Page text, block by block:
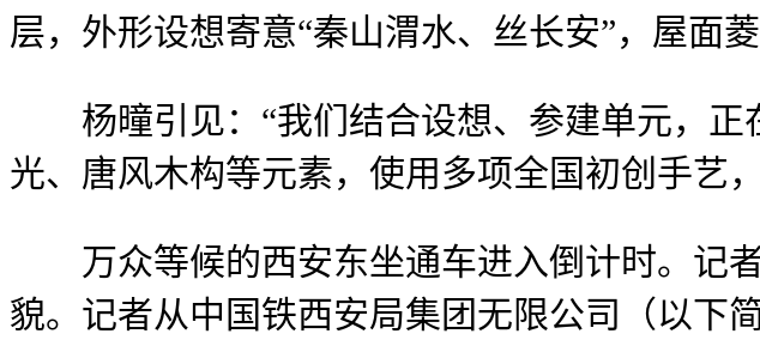
层，外形设想寄意“秦山渭水、丝长安”，屋面
杨曈引见：“我们结合设想、参建单元，正
光、唐风木构等元素，使用多项全国初创手艺
万众等候的西安东坐通车进入倒计时。记
貌。记者从中国铁西安局集团无限公司（以下